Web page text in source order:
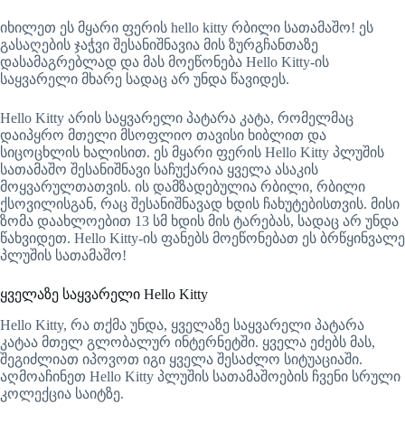
იხილეთ ეს მყარი ფერის hello kitty რბილი სათამაშო! ეს
გასაღების ჯაჭვი შესანიშნავია მის ზურგჩანთაზე
დასამაგრებლად და მას მოეწონება Hello Kitty-ის
საყვარელი მხარე სადაც არ უნდა წავიდეს.
Hello Kitty არის საყვარელი პატარა კატა, რომელმაც
დაიპყრო მთელი მსოფლიო თავისი ხიბლით და
სიცოცხლის ხალისით. ეს მყარი ფერის Hello Kitty პლუშის
სათამაშო შესანიშნავი საჩუქარია ყველა ასაკის
მოყვარულთათვის. ის დამზადებულია რბილი, რბილი
ქსოვილისგან, რაც შესანიშნავად ხდის ჩახუტებისთვის. მისი
ზომა დაახლოებით 13 სმ ხდის მის ტარებას, სადაც არ უნდა
წახვიდეთ. Hello Kitty-ის ფანებს მოეწონებათ ეს ბრწყინვალე
პლუშის სათამაშო!
ყველაზე საყვარელი Hello Kitty
Hello Kitty, რა თქმა უნდა, ყველაზე საყვარელი პატარა
კატაა მთელ გლობალურ ინტერნეტში. ყველა ეძებს მას,
შეგიძლიათ იპოვოთ იგი ყველა შესაძლო სიტუაციაში.
აღმოაჩინეთ Hello Kitty პლუშის სათამაშოების ჩვენი სრული
კოლექცია საიტზე.